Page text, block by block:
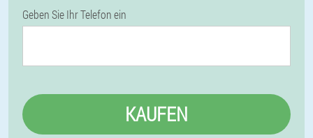
Geben Sie Ihr Telefon ein
KAUFEN